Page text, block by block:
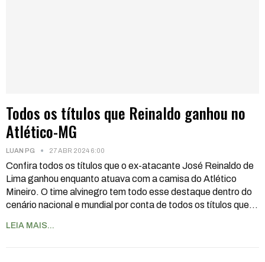
Todos os títulos que Reinaldo ganhou no
Atlético-MG
LUAN PG 27 ABR 2024 6:00
Confira todos os títulos que o ex-atacante José Reinaldo de
Lima ganhou enquanto atuava com a camisa do Atlético
Mineiro. O time alvinegro tem todo esse destaque dentro do
cenário nacional e mundial por conta de todos os títulos que…
LEIA MAIS...